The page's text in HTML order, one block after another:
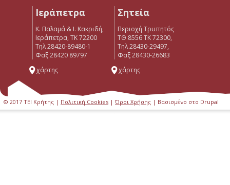
Ιεράπετρα
Κ. Παλαμά & Ι. Κακριδή,
Ιεράπετρα, ΤΚ 72200
Tηλ 28420-89480-1
Φαξ 28420 89797
χάρτης
Σητεία
Περιοχή Τρυπητός
ΤΘ 8556 ΤΚ 72300,
Τηλ 28430-29497,
Φαξ 28430-26683
χάρτης
© 2017 ΤΕΙ Κρήτης | Πολιτική Cookies | Όροι Χρήσης | Βασισμένο στο Drupal